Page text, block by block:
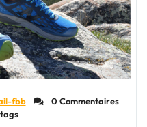
fbb
0 Commentaires